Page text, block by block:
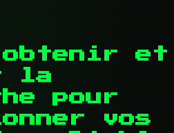
obtenir et
la
pour
vos